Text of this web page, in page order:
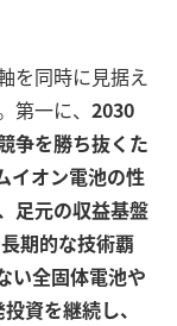
を同時に見据え
一に、 2030
争を勝ち抜くた
イオン電池の性
足元の収益基盤
期的な技術覇
い全固体電池や
資を継続し、